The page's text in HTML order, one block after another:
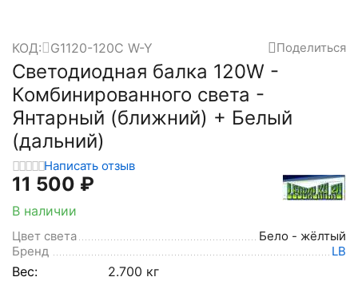
КОД: G1120-120C W-Y Поделиться
Светодиодная балка 120W -
Комбинированного света -
Янтарный (ближний) + Белый
(дальний)
Написать отзыв
11 500 ₽
В наличии
Цвет света
Бело - жёлтый
Бренд
LB
Вес: 2.700 кг